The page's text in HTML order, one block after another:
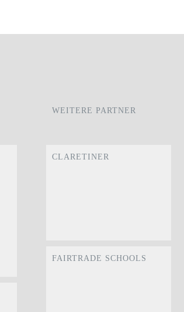
WEITERE PARTNER
CLARETINER
FAIRTRADE SCHOOLS